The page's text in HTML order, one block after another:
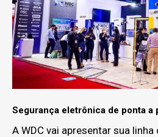
Segurança eletrônica de ponta a
A WDC vai apresentar sua